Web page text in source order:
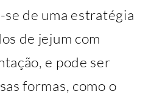
se de uma estratégia
de jejum com
e pode ser
formas, como o